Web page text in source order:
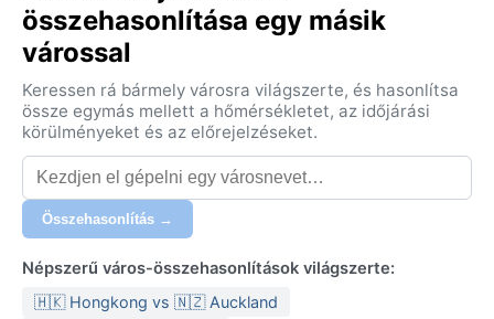
összehasonlítása egy másik
várossal
Keressen rá bármely városra világszerte, és hasonlítsa
össze egymás mellett a hőmérsékletet, az időjárási
körülményeket és az előrejelzéseket.
Összehasonlítás →
Népszerű város-összehasonlítások világszerte:
🇭🇰 Hongkong vs 🇳🇿 Auckland